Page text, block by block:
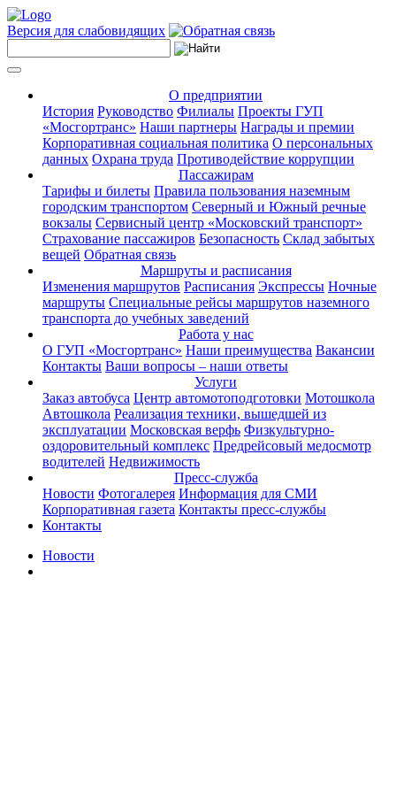
Версия для слабовидящих
О предприятии
История Руководство Филиалы Проекты ГУП
«Мосгортранс» Наши партнеры Награды и премии
Корпоративная социальная политика О персональных
данных Охрана труда Противодействие коррупции
Пассажирам
Тарифы и билеты Правила пользования наземным
городским транспортом Северный и Южный речные
вокзалы Сервисный центр «Московский транспорт»
Страхование пассажиров Безопасность Склад забытых
вещей Обратная связь
Маршруты и расписания
Изменения маршрутов Расписания Экспрессы Ночные
маршруты Специальные рейсы маршрутов наземного
транспорта до учебных заведений
Работа у нас
О ГУП «Мосгортранс» Наши преимущества Вакансии
Контакты Ваши вопросы – наши ответы
Услуги
Заказ автобуса Центр автомотоподготовки Мотошкола
Автошкола Реализация техники, вышедшей из
эксплуатации Московская верфь Физкультурно-
оздоровительный комплекс Предрейсовый медосмотр
водителей Недвижимость
Пресс-служба
Новости Фотогалерея Информация для СМИ
Корпоративная газета Контакты пресс-службы
Контакты
Новости